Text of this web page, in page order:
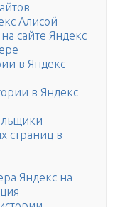
Алисой
сайте Яндекс
в Яндекс
в Яндекс
страниц в
Яндекс на